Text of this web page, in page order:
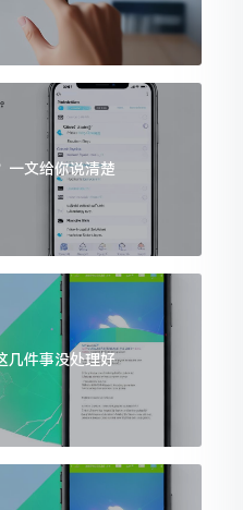
一文给你说清楚
几件事没处理好